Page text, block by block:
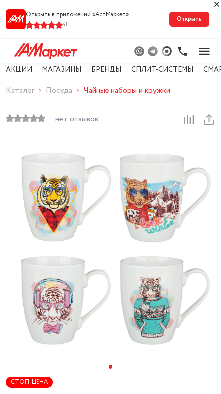
Открыть в приложении «АстМарке‪т‬»
41
Открыть
АКЦИИ МАГАЗИНЫ БРЕНДЫ СПЛИТ-СИСТЕМЫ
Каталог Посуда Чайные наборы и кружки
нет отзывов
СТОП-ЦЕНА